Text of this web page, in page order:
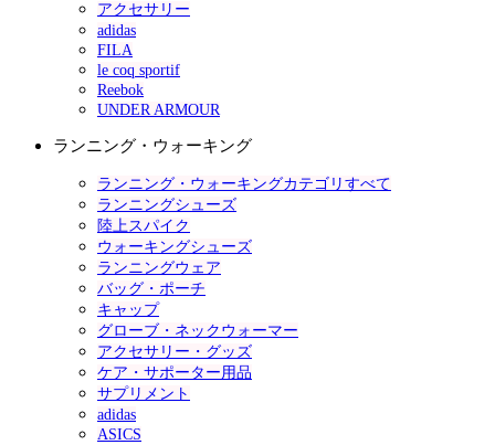
アクセサリー
adidas
FILA
le coq sportif
Reebok
UNDER ARMOUR
ランニング・ウォーキング
ランニング・ウォーキングカテゴリすべて
ランニングシューズ
陸上スパイク
ウォーキングシューズ
ランニングウェア
バッグ・ポーチ
キャップ
グローブ・ネックウォーマー
アクセサリー・グッズ
ケア・サポーター用品
サプリメント
adidas
ASICS